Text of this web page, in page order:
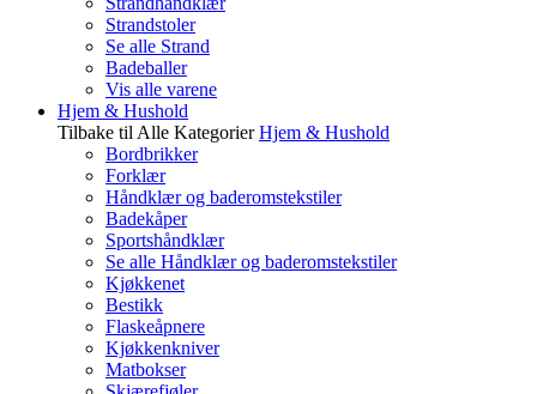
Strandstoler
Se alle Strand
Badeballer
Vis alle varene
Hjem & Hushold
Tilbake til Alle Kategorier Hjem & Hushold
Bordbrikker
Forklær
Håndklær og baderomstekstiler
Badekåper
Sportshåndklær
Se alle Håndklær og baderomstekstiler
Kjøkkenet
Bestikk
Flaskeåpnere
Kjøkkenkniver
Matbokser